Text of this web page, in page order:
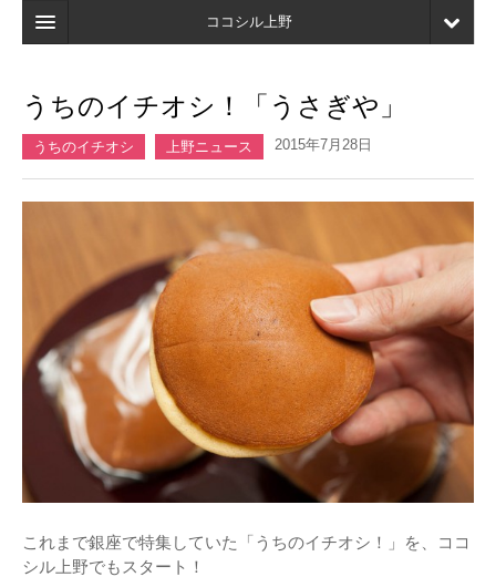
ココシル上野
検索
店舗・施設最新情報
口コミ
ブックマーク
うちのイチオシ！「うさぎや」
うちのイチオシ 上野ニュース 2015年7月28日
これまで銀座で特集していた「うちのイチオシ！」を、ココ
シル上野でもスタート！